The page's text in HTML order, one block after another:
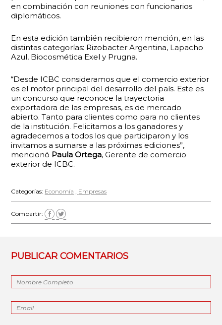
en combinación con reuniones con funcionarios
diplomáticos.
En esta edición también recibieron mención, en las
distintas categorías: Rizobacter Argentina, Lapacho
Azul, Biocosmética Exel y Prugna.
“Desde ICBC consideramos que el comercio exterior
es el motor principal del desarrollo del país. Este es
un concurso que reconoce la trayectoria
exportadora de las empresas, es de mercado
abierto. Tanto para clientes como para no clientes
de la institución. Felicitamos a los ganadores y
agradecemos a todos los que participaron y los
invitamos a sumarse a las próximas ediciones”,
mencionó Paula Ortega, Gerente de comercio
exterior de ICBC.
Categorías: Economía Empresas
Compartir:
PUBLICAR COMENTARIOS